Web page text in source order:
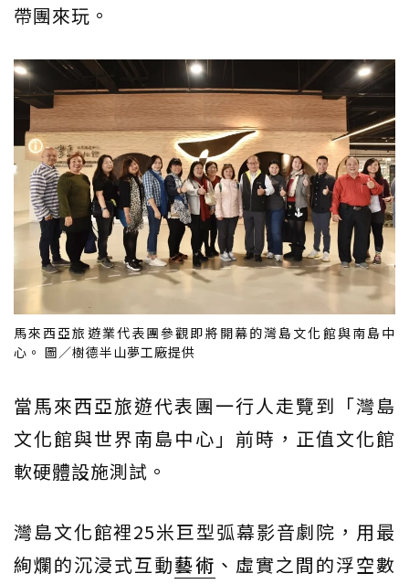
帶團來玩。
馬來西亞旅遊業代表團參觀即將開幕的灣島文化館與南島中
心。 圖／樹德半山夢工廠提供
當馬來西亞旅遊代表團一行人走覽到「灣島
文化館與世界南島中心」前時，正值文化館
軟硬體設施測試。
灣島文化館裡25米巨型弧幕影音劇院，用最
絢爛的沉浸式互動藝術 、虛實之間的浮空數